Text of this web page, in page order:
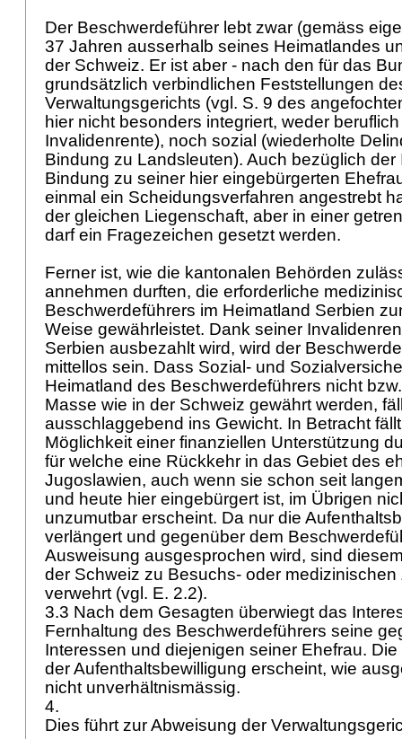
Der Beschwerdeführer lebt zwar (gemäss
37 Jahren ausserhalb seines Heimatlandes
der Schweiz. Er ist aber - nach den für das
grundsätzlich verbindlichen Feststellungen
Verwaltungsgerichts (vgl. S. 9 des
hier nicht besonders integriert, weder
Invalidenrente), noch sozial (wiederholte
Bindung zu Landsleuten). Auch bezüglich der
Bindung zu seiner hier eingebürgerten
einmal ein Scheidungsverfahren angestrebt
der gleichen Liegenschaft, aber in einer
darf ein Fragezeichen gesetzt werden.
Ferner ist, wie die kantonalen Behörden
annehmen durften, die erforderliche
Beschwerdeführers im Heimatland Serbien
Weise gewährleistet. Dank seiner
Serbien ausbezahlt wird, wird der
mittellos sein. Dass Sozial- und
Heimatland des Beschwerdeführers nicht
Masse wie in der Schweiz gewährt werden,
ausschlaggebend ins Gewicht. In Betracht
Möglichkeit einer finanziellen Unterstützung
für welche eine Rückkehr in das Gebiet des
Jugoslawien, auch wenn sie schon seit
und heute hier eingebürgert ist, im Übrigen
unzumutbar erscheint. Da nur die
verlängert und gegenüber dem
Ausweisung ausgesprochen wird, sind
der Schweiz zu Besuchs- oder
verwehrt (vgl. E. 2.2).
3.3 Nach dem Gesagten überwiegt das
Fernhaltung des Beschwerdeführers seine
Interessen und diejenigen seiner Ehefrau.
der Aufenthaltsbewilligung erscheint, wie
nicht unverhältnismässig.
4.
Dies führt zur Abweisung der